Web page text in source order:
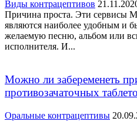
Виды контрацептивов
Причина проста. Эти сервисы
являются наиболее удобным и
желаемую песню, альбом или
исполнителя. И...
Можно ли забеременеть
противозачаточных
Оральные контрацептивы